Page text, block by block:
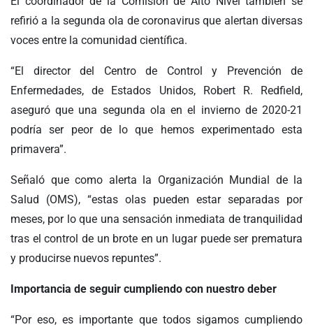
refirió a la segunda ola de coronavirus que alertan diversas
voces entre la comunidad científica.
“El director del Centro de Control y Prevención de
Enfermedades, de Estados Unidos, Robert R. Redfield,
aseguró que una segunda ola en el invierno de 2020-21
podría ser peor de lo que hemos experimentado esta
primavera”.
Señaló que como alerta la Organización Mundial de la
Salud (OMS), “estas olas pueden estar separadas por
meses, por lo que una sensación inmediata de tranquilidad
tras el control de un brote en un lugar puede ser prematura
y producirse nuevos repuntes”.
Importancia de seguir cumpliendo con nuestro deber
“Por eso, es importante que todos sigamos cumpliendo